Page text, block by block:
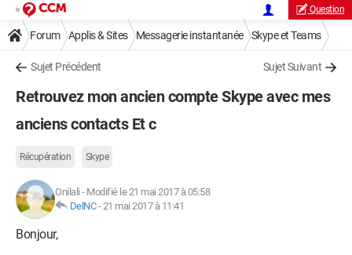
Question
Forum Applis & Sites Messagerie instantanée Skype et Teams
Sujet Précédent Sujet Suivant
Retrouvez mon ancien compte Skype avec mes
anciens contacts Et c
Récupération Skype
Onilali - Modifié le 21 mai 2017 à 05:58
DelNC-21 mai 2017 à 11:41
Bonjour,